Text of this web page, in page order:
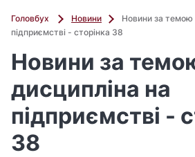
Головбух Новини
Новини за темою
підприємстві - сторінка 38
Новини за
дисципліна на
підприємстві -
38